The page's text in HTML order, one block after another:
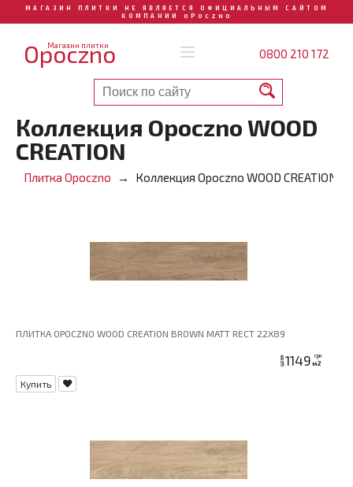
МАГАЗИН ПЛИТКИ НЕ ЯВЛЯЕТСЯ ОФИЦИАЛЬНЫМ САЙТОМ
КОМПАНИИ OPOCZNO
Магазин плитки
Opoczno 0800 210 172
Коллекция Opoczno WOOD
CREATION
Плитка Opoczno Коллекция Opoczno WOOD CREATION
ПЛИТКА OPOCZNO WOOD CREATION BROWN MATT RECT 22X89
цена1149 грн
м2
Купить